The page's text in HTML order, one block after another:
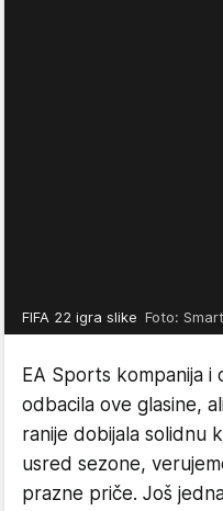
FIFA 22 igra slike Foto:
EA Sports kompanija i
odbacila ove glasine,
ranije dobijala solidnu
usred sezone,
prazne priče. Još